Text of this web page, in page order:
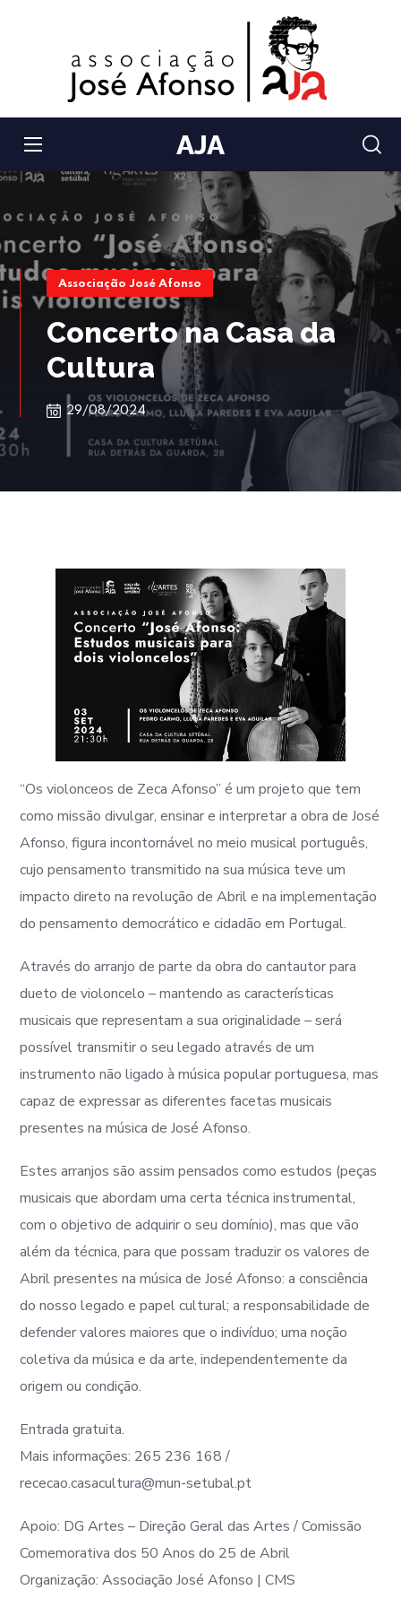
AJA
Associação José Afonso
Concerto na Casa da
Cultura
29/08/2024
“Os violonceos de Zeca Afonso” é um projeto que tem
como missão divulgar, ensinar e interpretar a obra de José
Afonso, figura incontornável no meio musical português,
cujo pensamento transmitido na sua música teve um
impacto direto na revolução de Abril e na implementação
do pensamento democrático e cidadão em Portugal.
Através do arranjo de parte da obra do cantautor para
dueto de violoncelo – mantendo as características
musicais que representam a sua originalidade – será
possível transmitir o seu legado através de um
instrumento não ligado à música popular portuguesa, mas
capaz de expressar as diferentes facetas musicais
presentes na música de José Afonso.
Estes arranjos são assim pensados como estudos (peças
musicais que abordam uma certa técnica instrumental,
com o objetivo de adquirir o seu domínio), mas que vão
além da técnica, para que possam traduzir os valores de
Abril presentes na música de José Afonso: a consciência
do nosso legado e papel cultural; a responsabilidade de
defender valores maiores que o indivíduo; uma noção
coletiva da música e da arte, independentemente da
origem ou condição.
Entrada gratuita.
Mais informações: 265 236 168 /
rececao.casacultura@mun-setubal.pt
Apoio: DG Artes – Direção Geral das Artes / Comissão
Comemorativa dos 50 Anos do 25 de Abril
Organização: Associação José Afonso | CMS